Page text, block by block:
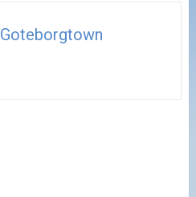
Goteborgtown